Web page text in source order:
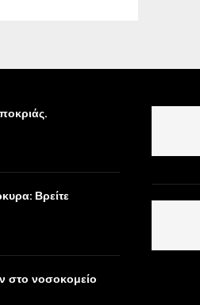
Βρείτε
στο νοσοκομείο